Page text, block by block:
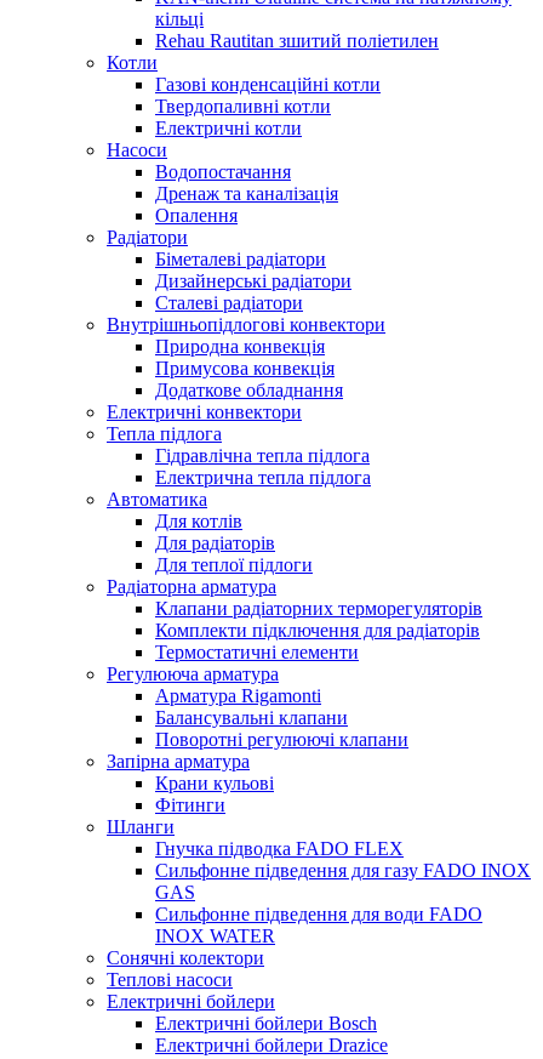
кільці
Rehau Rautitan зшитий поліетилен
Котли
Газові конденсаційні котли
Твердопаливні котли
Електричні котли
Насоси
Водопостачання
Дренаж та каналізація
Опалення
Радіатори
Біметалеві радіатори
Дизайнерські радіатори
Сталеві радіатори
Внутрішньопідлогові конвектори
Природна конвекція
Примусова конвекція
Додаткове обладнання
Електричні конвектори
Тепла підлога
Гідравлічна тепла підлога
Електрична тепла підлога
Автоматика
Для котлів
Для радіаторів
Для теплої підлоги
Радіаторна арматура
Клапани радіаторних терморегуляторів
Комплекти підключення для радіаторів
Термостатичні елементи
Регулююча арматура
Арматура Rigamonti
Балансувальні клапани
Поворотні регулюючі клапани
Запірна арматура
Крани кульові
Фітинги
Шланги
Гнучка підводка FADO FLEX
Сильфонне підведення для газу FADO INOX
GAS
Сильфонне підведення для води FADO
INOX WATER
Сонячні колектори
Теплові насоси
Електричні бойлери
Електричні бойлери Bosch
Електричні бойлери Drazice